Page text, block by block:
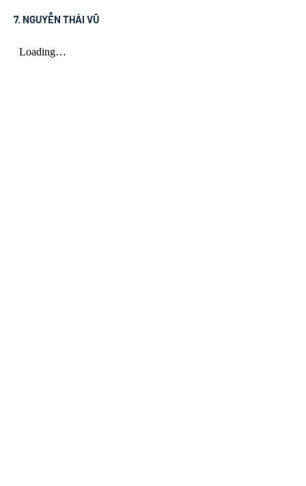
7. NGUYỄN THÁI VŨ